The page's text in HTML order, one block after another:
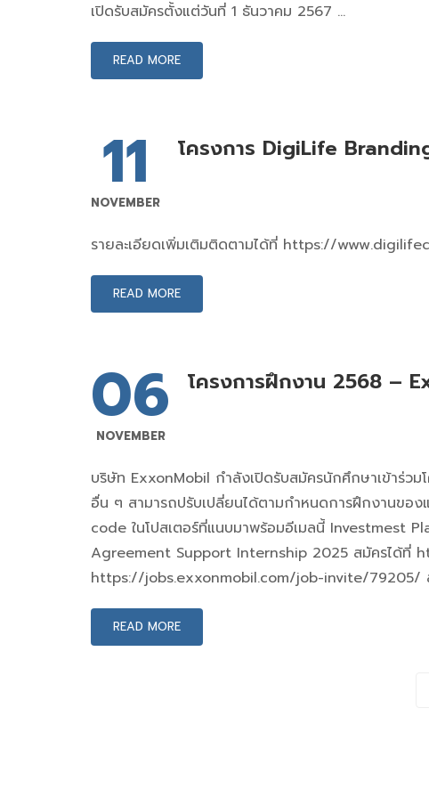
เปิดรับสมัครตั้งแต่วันที่ 1 ธันวาคม 2567 …
READ MORE
11
NOVEMBER
โครงการ DigiLife
รายละเอียดเพิ่มเติมติดตามได้ที่ https://
READ MORE
06
NOVEMBER
โครงการฝึกงาน 2568 –
บริษัท ExxonMobil กำลังเปิดรับสมัครนักศึกษาเข้าร่ว
อื่น ๆ สามารถปรับเปลี่ยนได้ตามกำหนดการฝึกงานขอ
code ในโปสเตอร์ที่แนบมาพร้อมอีเมลนี้
Agreement Support Internship 2025 สมัครได้ที่
https://jobs.exxonmobil.com/job-invite/79205/
READ MORE